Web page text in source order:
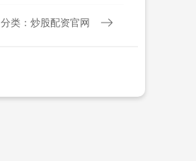
分类：炒股配资官网